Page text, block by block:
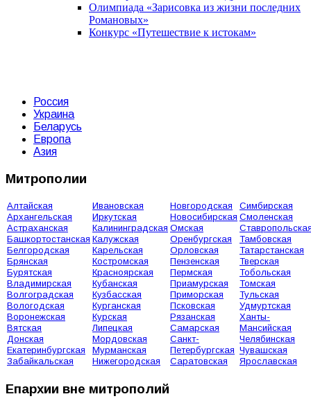
Олимпиада «Зарисовка из жизни последних
Романовых»
Конкурс «Путешествие к истокам»
Россия
Украина
Беларусь
Европа
Азия
Митрополии
Алтайская
Архангельская
Астраханская
Башкортостанская
Белгородская
Брянская
Бурятская
Владимирская
Волгоградская
Вологодская
Воронежская
Вятская
Донская
Екатеринбургская
Забайкальская
Ивановская
Иркутская
Калининградская
Калужская
Карельская
Костромская
Красноярская
Кубанская
Кузбасская
Курганская
Курская
Липецкая
Мордовская
Мурманская
Нижегородская
Новгородская
Новосибирская
Омская
Оренбургская
Орловская
Пензенская
Пермская
Приамурская
Приморская
Псковская
Рязанская
Самарская
Санкт-
Петербургская
Саратовская
Симбирская
Смоленская
Тамбовская
Татарстанская
Тверская
Тобольская
Томская
Тульская
Удмуртская
Ханты-
Мансийская
Челябинская
Чувашская
Ярославская
Епархии вне митрополий